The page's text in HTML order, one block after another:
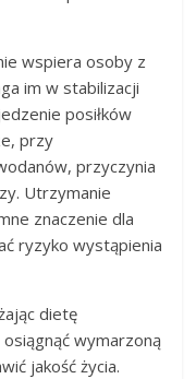
wspiera osoby z
im w stabilizacji
posiłków
przy
przyczynia
Utrzymanie
znaczenie dla
ryzyko wystąpienia
dietę
wymarzoną
jakość życia.